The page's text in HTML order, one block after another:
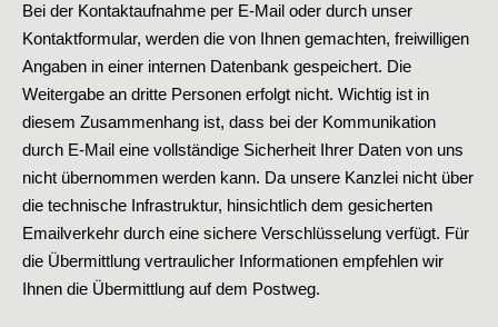
Bei der Kontaktaufnahme per E-Mail oder durch unser
Kontaktformular, werden die von Ihnen gemachten, freiwilligen
Angaben in einer internen Datenbank gespeichert. Die
Weitergabe an dritte Personen erfolgt nicht. Wichtig ist in
diesem Zusammenhang ist, dass bei der Kommunikation
durch E-Mail eine vollständige Sicherheit Ihrer Daten von uns
nicht übernommen werden kann. Da unsere Kanzlei nicht über
die technische Infrastruktur, hinsichtlich dem gesicherten
Emailverkehr durch eine sichere Verschlüsselung verfügt. Für
die Übermittlung vertraulicher Informationen empfehlen wir
Ihnen die Übermittlung auf dem Postweg.